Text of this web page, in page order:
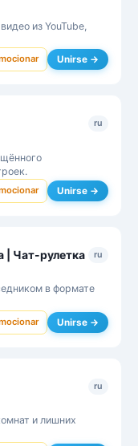
из YouTube,
Unirse →
ru
Unirse →
| Чат-рулетка ru
в формате
Unirse →
ru
и лишних